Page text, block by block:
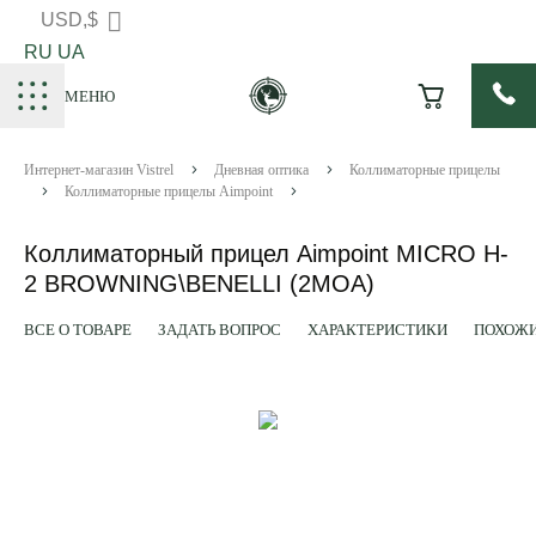
USD,$
RU UA
МЕНЮ
Интернет-магазин Vistrel Дневная оптика
Коллиматорные прицелы
Коллиматорные прицелы Aimpoint
Коллиматорный прицел Aimpoint MICRO H-
2 BROWNING\BENELLI (2MOA)
ВСЕ О ТОВАРЕ ЗАДАТЬ ВОПРОС ХАРАКТЕРИСТИКИ